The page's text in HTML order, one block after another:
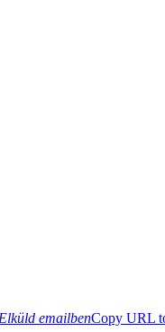
Elküld emailbenCopy URL